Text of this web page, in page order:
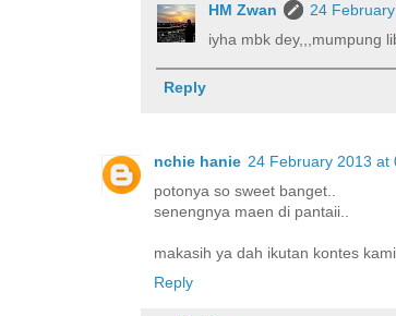
HM Zwan
24
iyha mbk dey,,,mumpung
Reply
nchie hanie 24 February 2013 at
potonya so sweet banget..
senengnya maen di pantaii..
makasih ya dah ikutan kontes
Reply